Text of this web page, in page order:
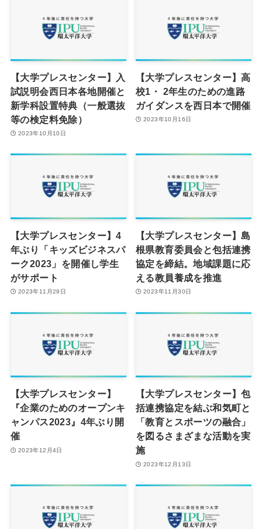
【大学プレスセンター】入
試説明会西日本各地開催と
新学科設置特典（一般選抜
等の検定料免除）
2023年10月10日
【大学プレスセンター】高
校1・ 2年生のための進路
ガイダンスを西日本で開催
2023年10月16日
【大学プレスセンター】4
年ぶり「キッズビジネスパ
ーク2023」を開催し学生
がサポート
2023年11月29日
【大学プレスセンター】島
根県教育委員会と包括連携
協定を締結。地域課題に応
える教員養成を推進
2023年11月30日
【大学プレスセンター】
『企業のためのオープンキ
ャンパス2023』4年ぶり開
催
2023年12月4日
【大学プレスセンター】包
括連携協定を結ぶ和気町と
「教育とスポーツの融合」
を図るさまざまな活動を実
施
2023年12月13日